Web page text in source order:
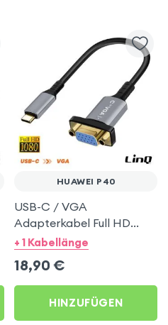
HUAWEI P40
USB-C / VGA
Adapterkabel Full HD
1080p 20?cm – LinQ für
+ 1 Kabellänge
18,90 €
HINZUFÜGEN